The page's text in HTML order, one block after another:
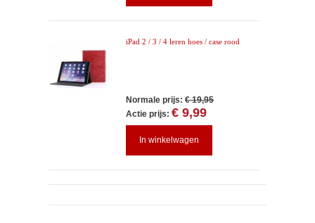
iPad 2 / 3 / 4 leren hoes / case rood
Normale prijs: € 19,95
Actie prijs: € 9,99
In winkelwagen